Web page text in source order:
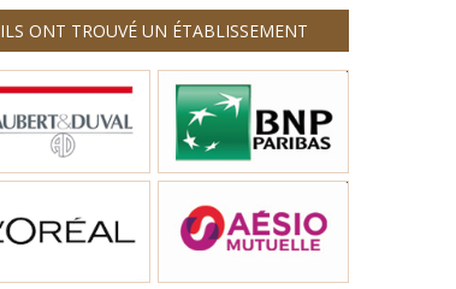
ILS ONT TROUVÉ UN ÉTABLISSEMENT